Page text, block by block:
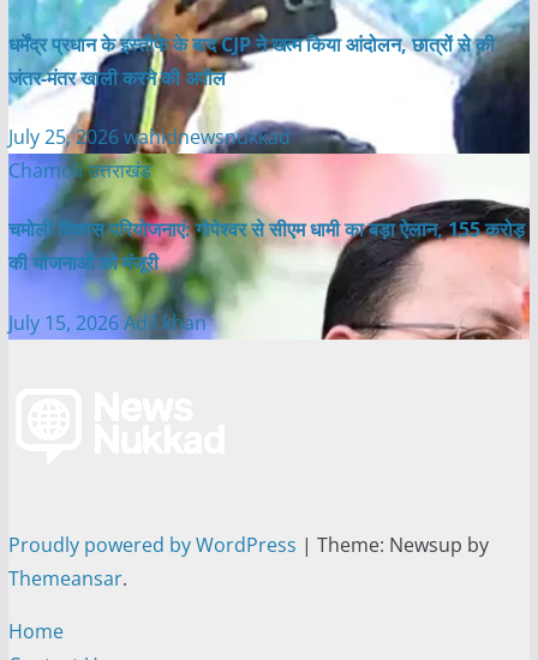
धर्मेंद्र प्रधान के इस्तीफे के बाद CJP ने खत्म किया आंदोलन, छात्रों से की
जंतर-मंतर खाली करने की अपील
July 25, 2026wahidnewsnukkad
Chamoliउत्तराखंड
चमोली विकास परियोजनाएं: गोपेश्वर से सीएम धामी का बड़ा ऐलान, 155 करोड़
की योजनाओं को मंजूरी
July 15, 2026Adil khan
Proudly powered by WordPress | Theme: Newsup by
Themeansar.
Home